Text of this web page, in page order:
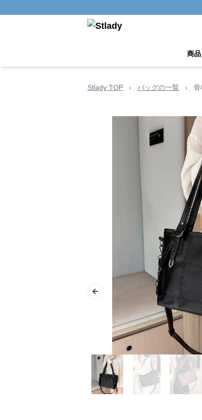
商
Stlady TOP › バッグの一覧 › 骨
Previous slide